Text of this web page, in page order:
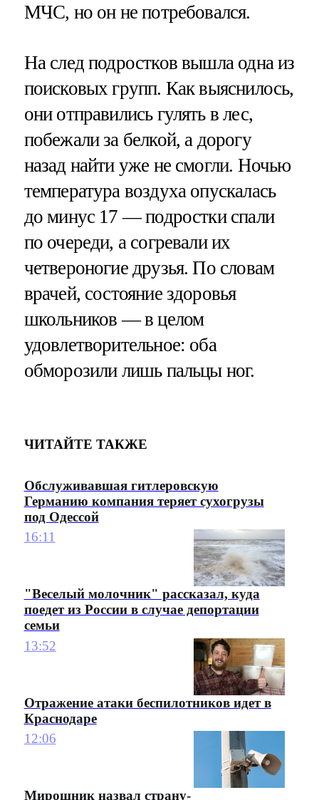
МЧС, но он не потребовался.
На след подростков вышла одна из
поисковых групп. Как выяснилось,
они отправились гулять в лес,
побежали за белкой, а дорогу
назад найти уже не смогли. Ночью
температура воздуха опускалась
до минус 17 — подростки спали
по очереди, а согревали их
четвероногие друзья. По словам
врачей, состояние здоровья
школьников — в целом
удовлетворительное: оба
обморозили лишь пальцы ног.
ЧИТАЙТЕ ТАКЖЕ
Обслуживавшая гитлеровскую
Германию компания теряет сухогрузы
под Одессой
16:11
"Веселый молочник" рассказал, куда
поедет из России в случае депортации
семьи
13:52
Отражение атаки беспилотников идет в
Краснодаре
12:06
Мирошник назвал страну-